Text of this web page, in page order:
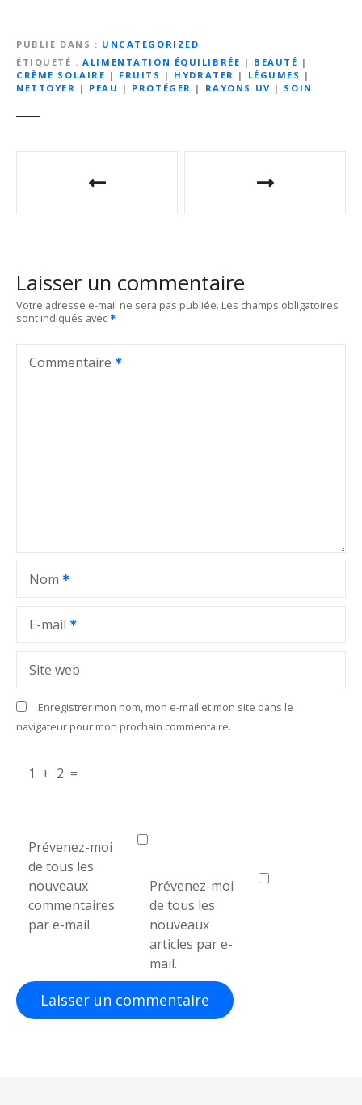
PUBLIÉ DANS
UNCATEGORIZED
ÉTIQUETÉ
ALIMENTATION ÉQUILIBRÉE | BEAUTÉ |
CRÈME SOLAIRE | FRUITS | HYDRATER | LÉGUMES |
NETTOYER | PEAU | PROTÉGER | RAYONS UV | SOIN
g
a
t
i
Laisser un commentaire
Votre adresse e-mail ne sera pas publiée. Les champs obligatoires
sont indiqués avec
Commentaire
Nom
E-mail
Site web
Enregistrer mon nom, mon e-mail et mon site dans le
navigateur pour mon prochain commentaire.
1 + 2 =
Prévenez-moi
de tous les
nouveaux
commentaires
par e-mail.
Prévenez-moi
de tous les
nouveaux
articles par e-
mail.